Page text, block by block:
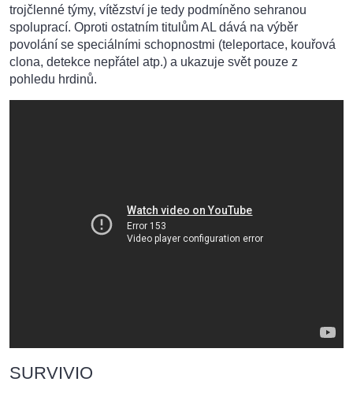
trojčlenné týmy, vítězství je tedy podmíněno sehranou
spoluprací. Oproti ostatním titulům AL dává na výběr
povolání se speciálními schopnostmi (teleportace, kouřová
clona, detekce nepřátel atp.) a ukazuje svět pouze z
pohledu hrdinů.
SURVIVIO